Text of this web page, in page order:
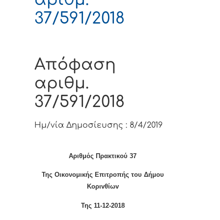
37/591/2018
Απόφαση
αριθμ.
37/591/2018
Ημ/νία Δημοσίευσης : 8/4/2019
Αριθμός Πρακτικού 37
Της Οικονομικής Επιτρoπής τoυ Δήμoυ
Κoριvθίωv
Της 11-12-2018